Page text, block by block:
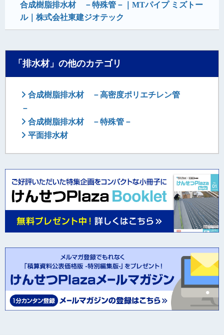
合成樹脂排水材 －特殊管－｜MTパイプ ミズトー
ル｜株式会社東建ジオテック
「排水材」の他のカテゴリ
合成樹脂排水材 －高密度ポリエチレン管
－
合成樹脂排水材 －特殊管－
平面排水材